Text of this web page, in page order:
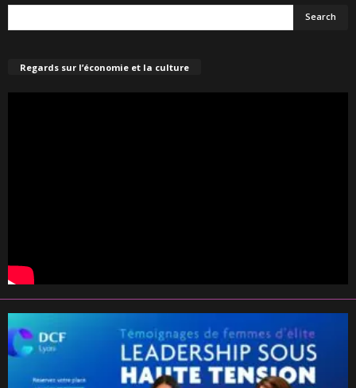
Regards sur l’économie et la culture